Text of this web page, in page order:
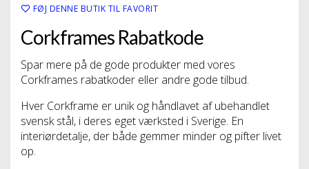
FØJ DENNE BUTIK TIL FAVORIT
Corkframes Rabatkode
Spar mere på de gode produkter med vores
Corkframes rabatkoder eller andre gode tilbud.
Hver Corkframe er unik og håndlavet af ubehandlet
svensk stål, i deres eget værksted i Sverige. En
interiørdetalje, der både gemmer minder og pifter livet
op.